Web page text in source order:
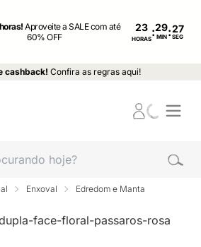
Aproveite a SALE com até
60% OFF
23
HORAS: MIN : SEG
cashback! Confira as regras aqui!
Enxoval Edredom e Manta